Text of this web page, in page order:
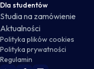
Dla studentów
Studia na zamówienie
Aktualności
Polityka plików cookies
Polityka prywatności
Regulamin